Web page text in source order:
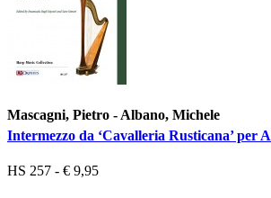
Mascagni, Pietro - Albano, Michele
Intermezzo da ‘Cavalleria Rusticana’ per
HS 257 - € 9,95